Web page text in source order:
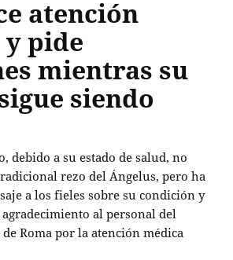
atención
pide
mientras su
siendo
debido a su estado de salud, no
rezo del Ángelus, pero ha
a los fieles sobre su condición y
al personal del
Roma por la atención médica